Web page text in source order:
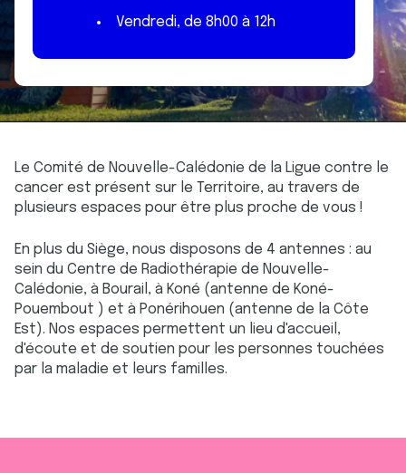
Vendredi, de 8h00 à 12h
Le Comité de Nouvelle-Calédonie de la Ligue contre le
cancer est présent sur le Territoire, au travers de
plusieurs espaces pour être plus proche de vous !
En plus du Siège, nous disposons de 4 antennes : au
sein du Centre de Radiothérapie de Nouvelle-
Calédonie, à Bourail, à Koné (antenne de Koné-
Pouembout ) et à Ponérihouen (antenne de la Côte
Est). Nos espaces permettent un lieu d'accueil,
d'écoute et de soutien pour les personnes touchées
par la maladie et leurs familles.